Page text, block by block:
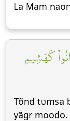
La Mam
كَهَشِيمِ
Tõnd tʋmsa
yãgr moodo.